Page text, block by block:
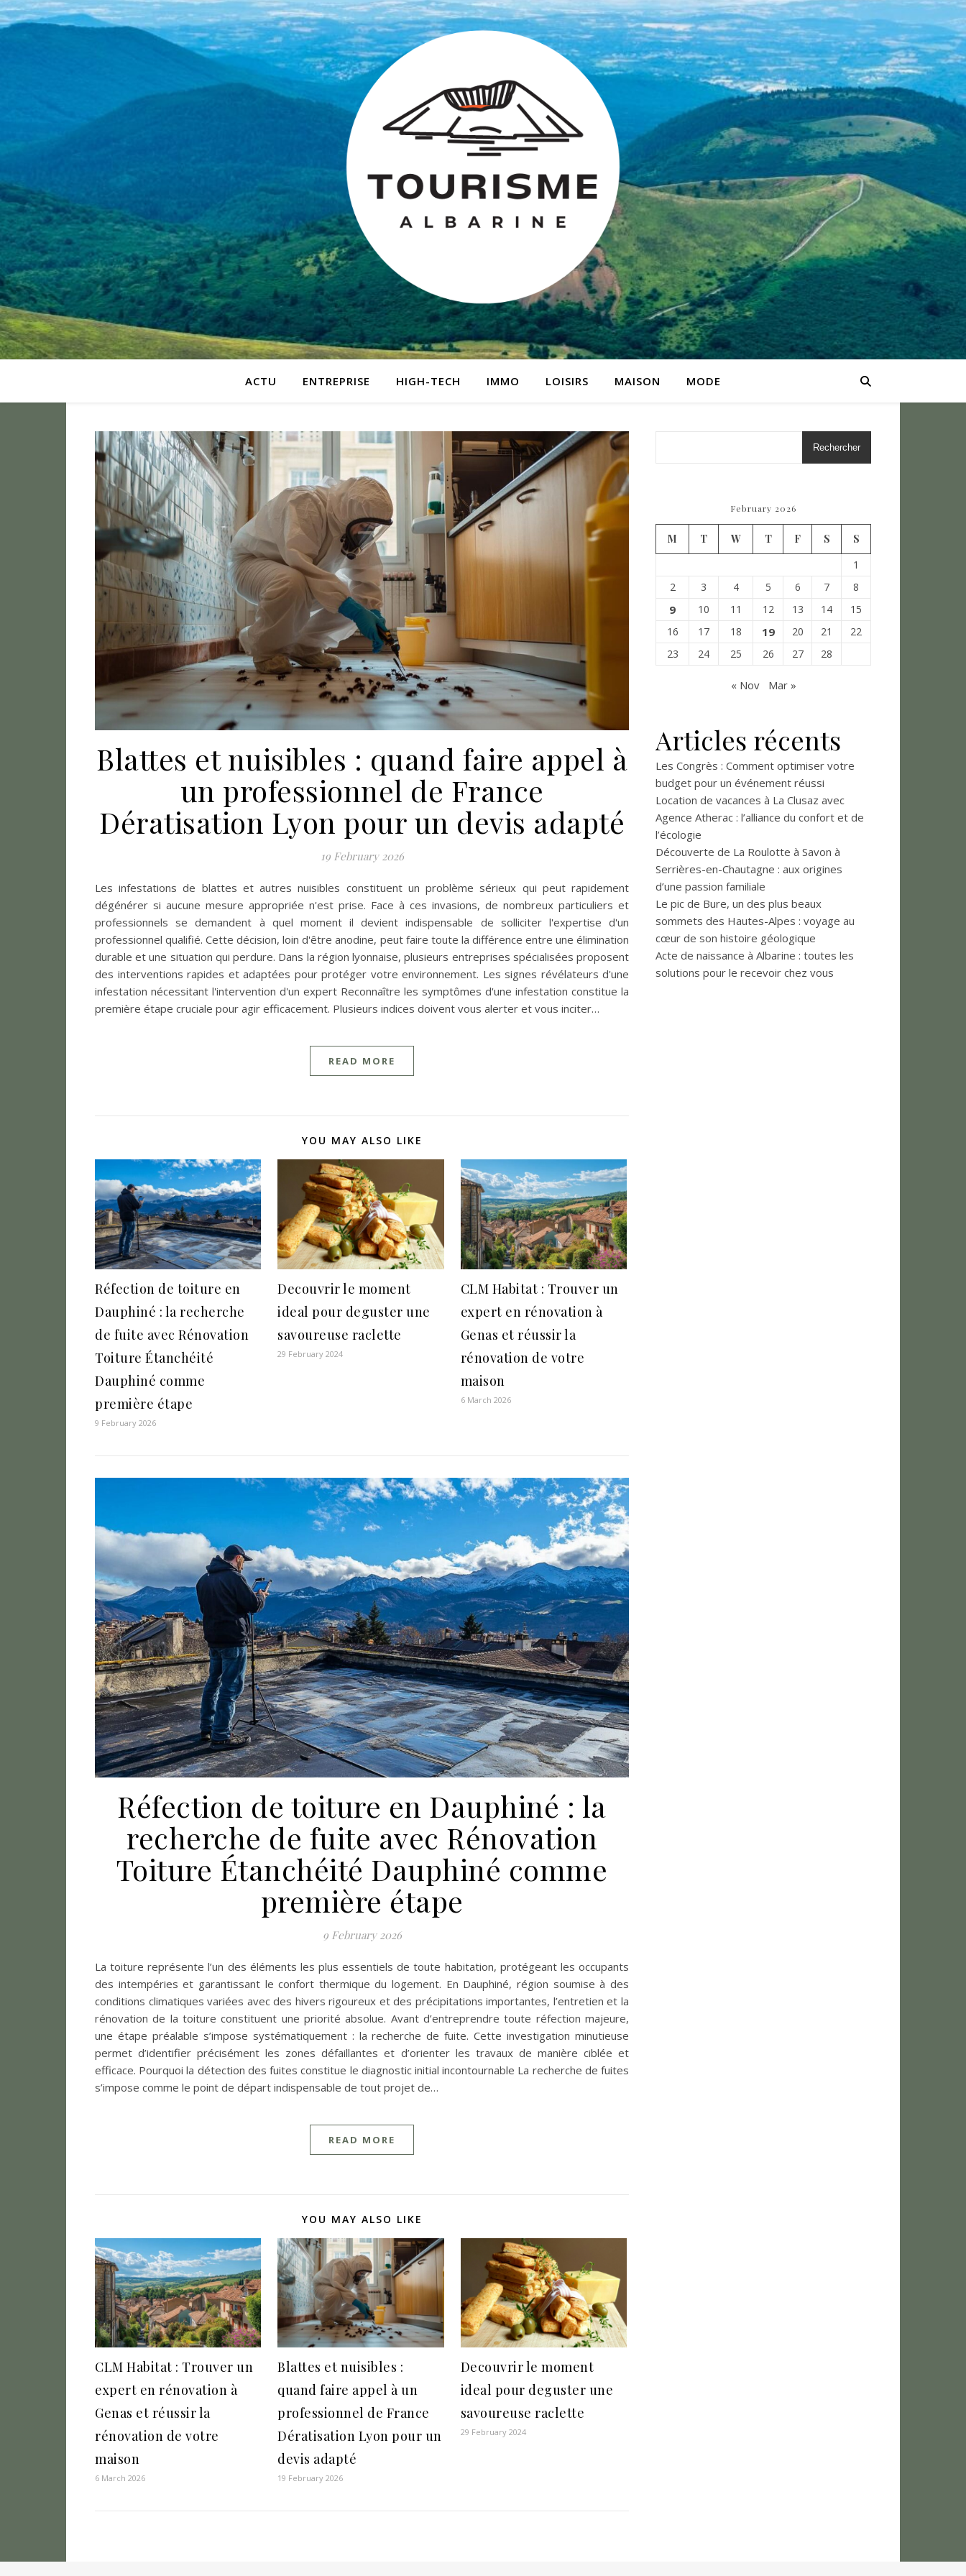
ACTU ENTREPRISE HIGH-TECH IMMO LOISIRS MAISON MODE
Blattes et nuisibles : quand faire appel à
un professionnel de France
Dératisation Lyon pour un devis adapté
19 February 2026
Les infestations de blattes et autres nuisibles constituent un problème sérieux qui peut rapidement
dégénérer si aucune mesure appropriée n'est prise. Face à ces invasions, de nombreux particuliers et
professionnels se demandent à quel moment il devient indispensable de solliciter l'expertise d'un
professionnel qualifié. Cette décision, loin d'être anodine, peut faire toute la différence entre une élimination
durable et une situation qui perdure. Dans la région lyonnaise, plusieurs entreprises spécialisées proposent
des interventions rapides et adaptées pour protéger votre environnement. Les signes révélateurs d'une
infestation nécessitant l'intervention d'un expert Reconnaître les symptômes d'une infestation constitue la
première étape cruciale pour agir efficacement. Plusieurs indices doivent vous alerter et vous inciter…
READ MORE
YOU MAY ALSO LIKE
Réfection de toiture en
Dauphiné : la recherche
de fuite avec Rénovation
Toiture Étanchéité
Dauphiné comme
première étape
9 February 2026
Decouvrir le moment
ideal pour deguster une
savoureuse raclette
29 February 2024
CLM Habitat : Trouver un
expert en rénovation à
Genas et réussir la
rénovation de votre
maison
6 March 2026
Réfection de toiture en Dauphiné : la
recherche de fuite avec Rénovation
Toiture Étanchéité Dauphiné comme
première étape
9 February 2026
La toiture représente l’un des éléments les plus essentiels de toute habitation, protégeant les occupants
des intempéries et garantissant le confort thermique du logement. En Dauphiné, région soumise à des
conditions climatiques variées avec des hivers rigoureux et des précipitations importantes, l’entretien et la
rénovation de la toiture constituent une priorité absolue. Avant d’entreprendre toute réfection majeure,
une étape préalable s’impose systématiquement : la recherche de fuite. Cette investigation minutieuse
permet d’identifier précisément les zones défaillantes et d’orienter les travaux de manière ciblée et
efficace. Pourquoi la détection des fuites constitue le diagnostic initial incontournable La recherche de fuites
s’impose comme le point de départ indispensable de tout projet de…
READ MORE
YOU MAY ALSO LIKE
CLM Habitat : Trouver un
expert en rénovation à
Genas et réussir la
rénovation de votre
maison
6 March 2026
Blattes et nuisibles :
quand faire appel à un
professionnel de France
Dératisation Lyon pour un
devis adapté
19 February 2026
Decouvrir le moment
ideal pour deguster une
savoureuse raclette
29 February 2024
Rechercher
February 2026
M T W T F S
S
1
2
3 4 5 6 7 8
9 10 11 12 13 14
15
16
17 18 19 20 21
22
23
24 25 26 27 28
« Nov Mar »
Articles récents
Les Congrès : Comment optimiser votre
budget pour un événement réussi
Location de vacances à La Clusaz avec
Agence Atherac : l’alliance du confort et de
l’écologie
Découverte de La Roulotte à Savon à
Serrières-en-Chautagne : aux origines
d’une passion familiale
Le pic de Bure, un des plus beaux
sommets des Hautes-Alpes : voyage au
cœur de son histoire géologique
Acte de naissance à Albarine : toutes les
solutions pour le recevoir chez vous